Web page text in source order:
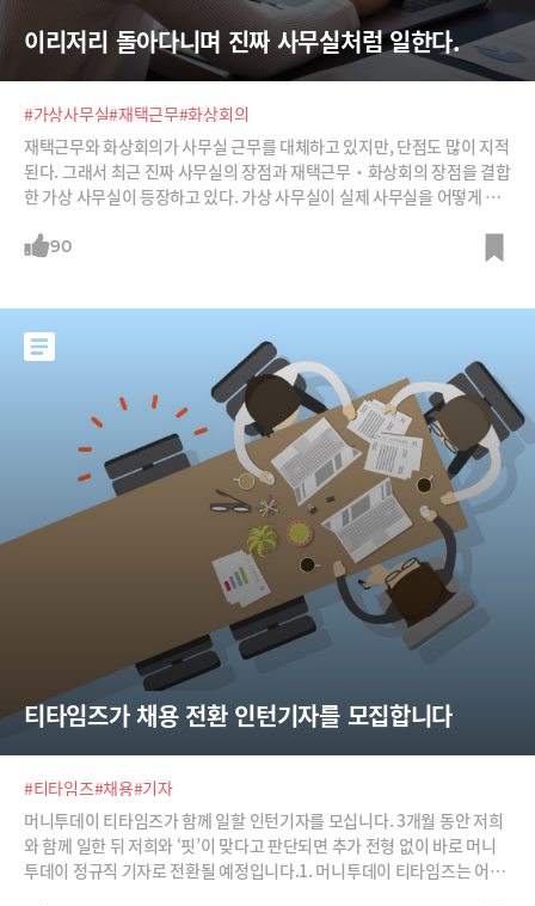
이리저리 돌아다니며 진짜 사무실처럼 일한다.
#가상사무실#재택근무#화상회의
재택근무와 화상회의가 사무실 근무를 대체하고 있지만, 단점도 많이 지적
된다. 그래서 최근 진짜 사무실의 장점과 재택근무‧화상회의 장점을 결합
한 가상 사무실이 등장하고 있다. 가상 사무실이 실제 사무실을 어떻게 구
90
티타임즈가 채용 전환 인턴기자를 모집합니다
#티타임즈#채용#기자
머니투데이 티타임즈가 함께 일할 인턴기자를 모십니다. 3개월 동안 저희
와 함께 일한 뒤 저희와 ‘핏’이 맞다고 판단되면 추가 전형 없이 바로 머니
투데이 정규직 기자로 전환될 예정입니다.1. 머니투데이 티타임즈는 어떤